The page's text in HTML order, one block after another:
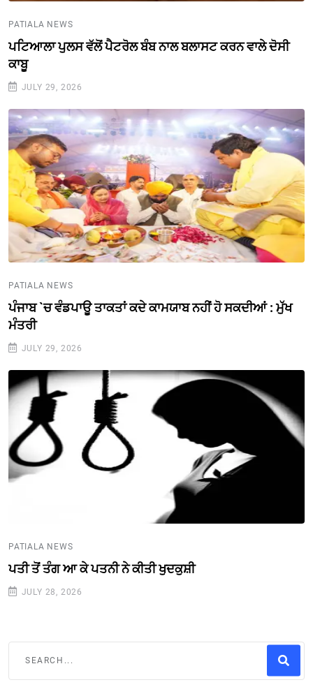
PATIALA NEWS
ਪਟਿਆਲਾ ਪੁਲਸ ਵੱਲੋਂ ਪੈਟਰੋਲ ਬੰਬ ਨਾਲ ਬਲਾਸਟ ਕਰਨ ਵਾਲੇ ਦੋਸੀ
ਕਾਬੂ
JULY 29, 2026
PATIALA NEWS
ਪੰਜਾਬ `ਚ ਵੰਡਪਾਊ ਤਾਕਤਾਂ ਕਦੇ ਕਾਮਯਾਬ ਨਹੀਂ ਹੋ ਸਕਦੀਆਂ : ਮੁੱਖ
ਮੰਤਰੀ
JULY 29, 2026
PATIALA NEWS
ਪਤੀ ਤੋਂ ਤੰਗ ਆ ਕੇ ਪਤਨੀ ਨੇ ਕੀਤੀ ਖੁਦਕੁਸ਼ੀ
JULY 28, 2026